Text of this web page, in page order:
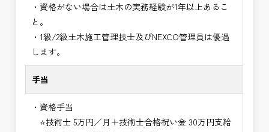
・資格がない場合は土木の実務経験が1年以上あるこ
と。
・1級/2級土木施工管理技士及びNEXCO管理員は優遇
します。
手当
・資格手当
⭐技術士 5万円／月＋技術士合格祝い金 30万円支給